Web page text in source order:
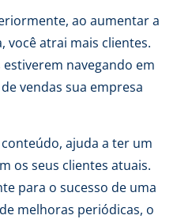
ao aumentar a
você atrai mais clientes.
navegando em
vendas sua empresa
ajuda a ter um
os seus clientes atuais.
para o sucesso de uma
melhoras periódicas, o